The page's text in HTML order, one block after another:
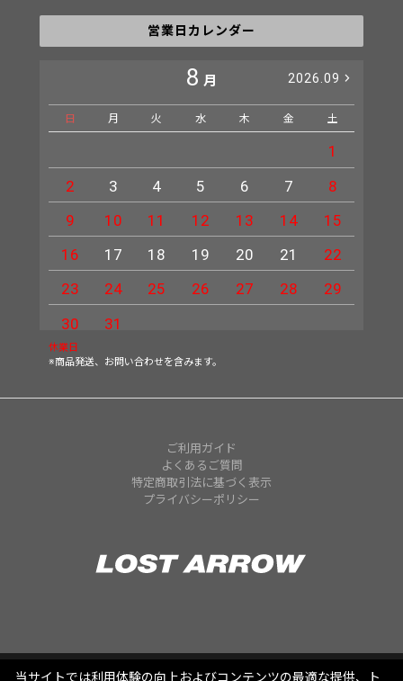
営業日カレンダー
8 月 2026.09
日 月 火 水 木 金 土
1
2
3 4 5 6 7
8
9
10 11 12 13 14
15
16
17 18 19 20 21
22
23
24 25 26 27 28
29
30
31
休業日
※商品発送、お問い合わせを含みます。
ご利用ガイド
よくあるご質問
特定商取引法に基づく表示
プライバシーポリシー
当サイトでは利用体験の向上およびコンテンツの最適な提供、ト